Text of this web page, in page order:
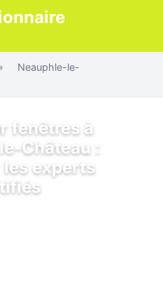
Neauphle-le-
fenêtres à
Château :
experts